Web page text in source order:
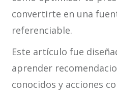
convertirte en una
referenciable.
Este artículo fue
aprender
conocidos y acciones